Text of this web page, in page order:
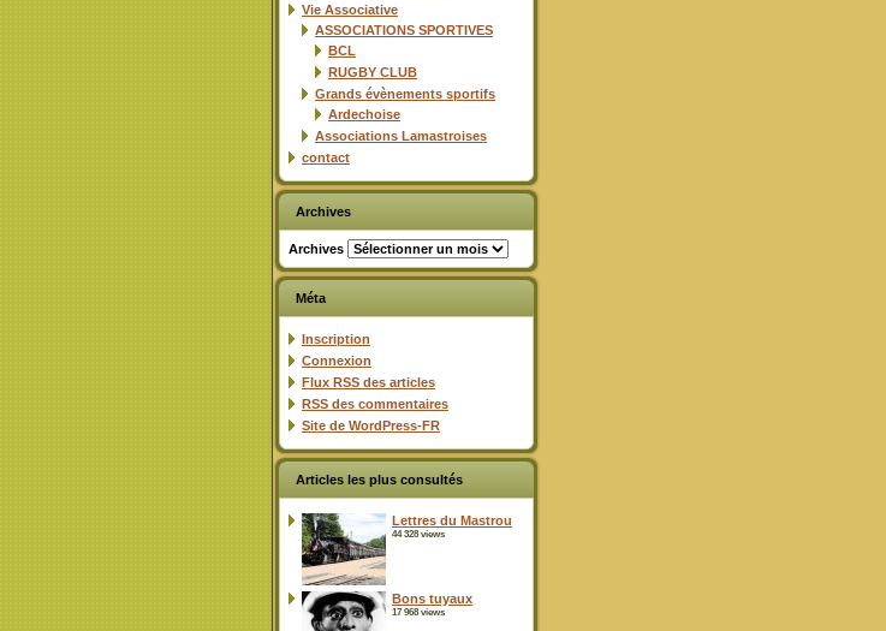
Vie Associative
ASSOCIATIONS SPORTIVES
BCL
RUGBY CLUB
Grands évènements sportifs
Ardechoise
Associations Lamastroises
contact
Archives
Archives
Méta
Inscription
Connexion
Flux RSS des articles
RSS des commentaires
Site de WordPress-FR
Articles les plus consultés
Lettres du Mastrou
44 328 views
Bons tuyaux
17 968 views